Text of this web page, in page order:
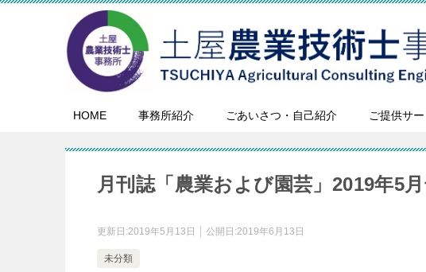
HOME 事務所紹介 ごあいさつ・自己紹介 ご提供サ
月刊誌「農業および園芸」2019年5
更新日:2019年5月13日 公開日:2019年6月13日
未分類